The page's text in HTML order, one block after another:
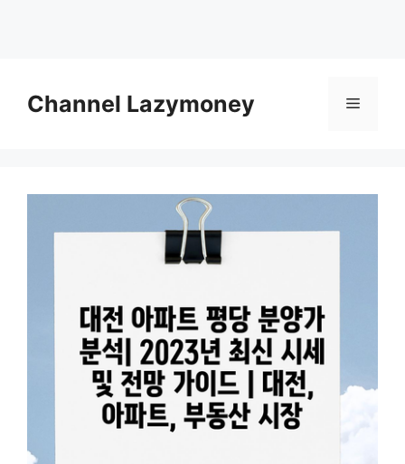
contentChannel Lazymoney Menu